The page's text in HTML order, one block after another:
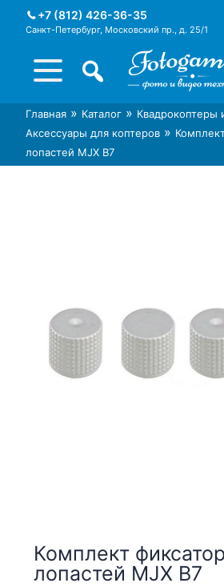
+7 (812) 426-36-35
Санкт-Петербург, Московский пр., д. 25/1
Интернет-
Foto-Gamma в
Магазин
gamma.ru
Главная » Каталог » Квадрокоптеры
Аксессуары для коптеров »
лопастей MJX B7
Комплект
лопастей MJX B7